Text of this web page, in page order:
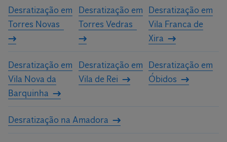
Desratização em
Torres Novas
Desratização em
Torres Vedras
Desratização em
Vila Franca de
Xira
Desratização em
Vila Nova da
Barquinha
Desratização em
Vila de Rei
Desratização em
Óbidos
Desratização na Amadora